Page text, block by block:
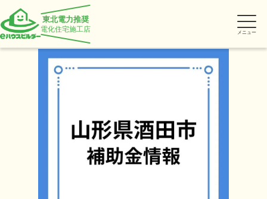
東北電力推奨
電化住宅施工店 メニュー